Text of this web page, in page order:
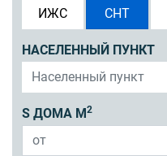
ИЖС
СНТ
НАСЕЛЕННЫЙ ПУНКТ
S ДОМА М 2